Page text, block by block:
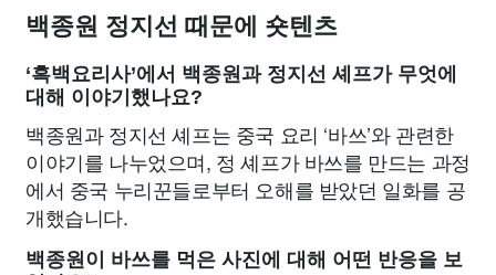
백종원 정지선 때문에 숏텐츠
‘흑백요리사’에서 백종원과 정지선 셰프가 무엇에
대해 이야기했나요?
백종원과 정지선 셰프는 중국 요리 ‘바쓰’와 관련한
이야기를 나누었으며, 정 셰프가 바쓰를 만드는 과정
에서 중국 누리꾼들로부터 오해를 받았던 일화를 공
개했습니다.
백종원이 바쓰를 먹은 사진에 대해 어떤 반응을 보